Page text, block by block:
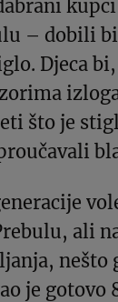
– dobili
Djeca
što je
ali
nešto
je gotovo